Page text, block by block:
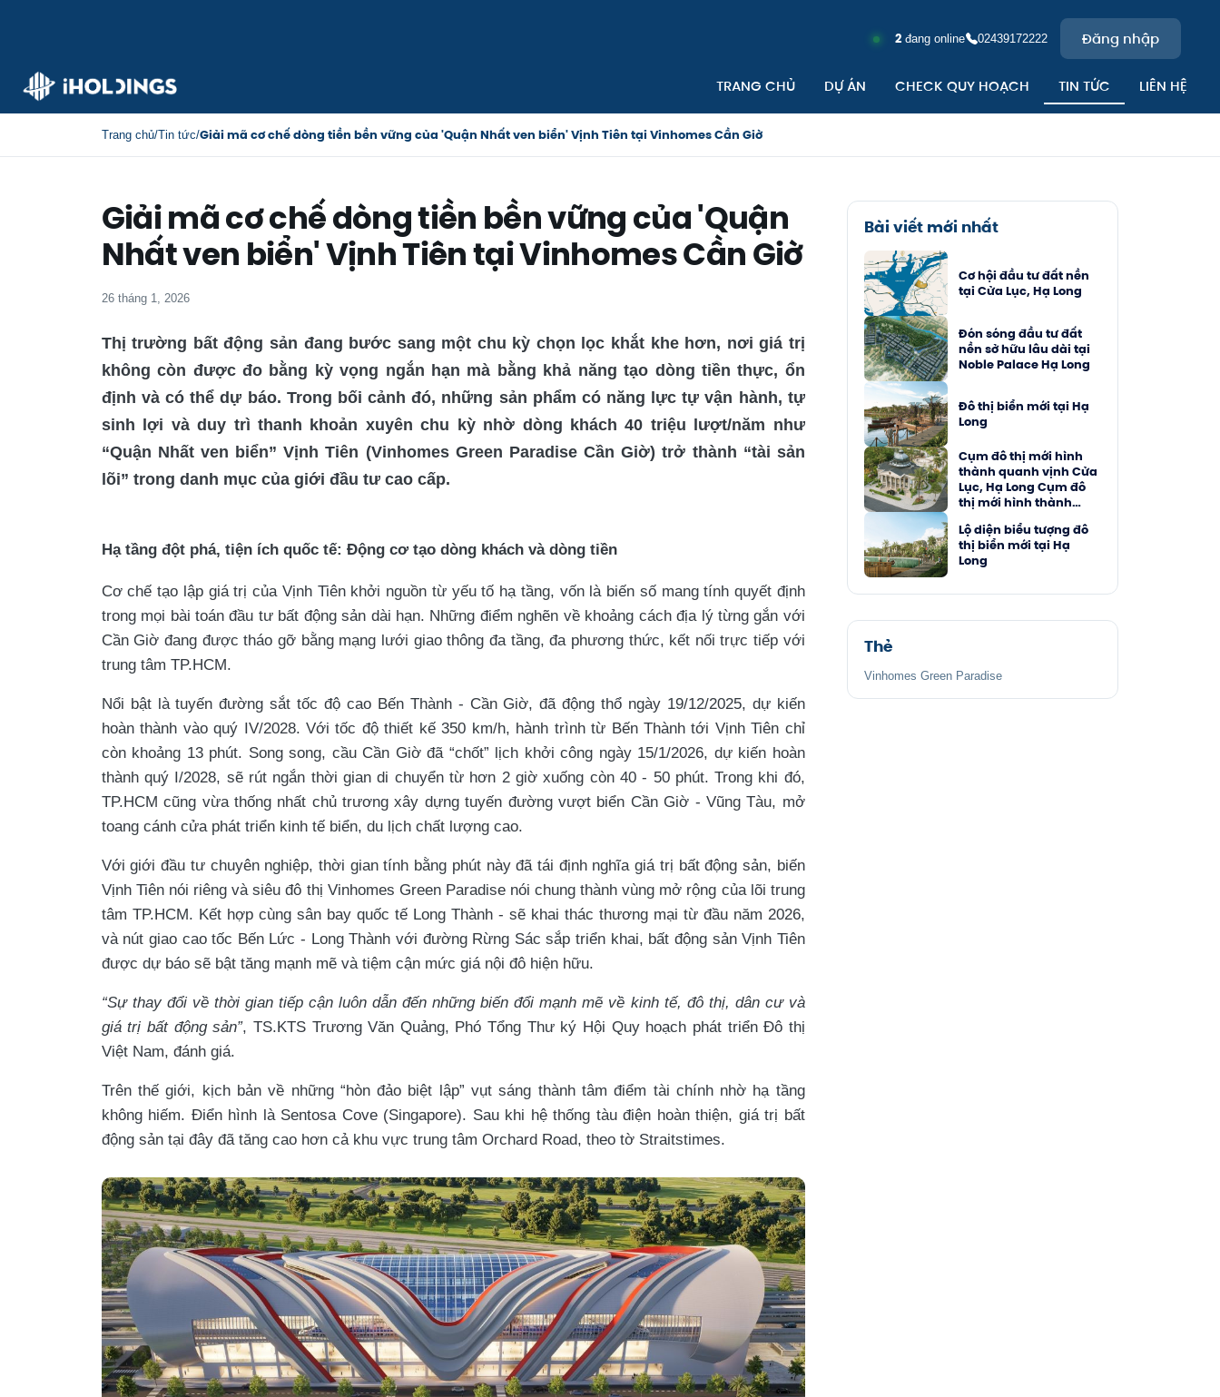
2 đang online 02439172222 Đăng nhập
TRANG CHỦ DỰ ÁN CHECK QUY HOẠCH TIN TỨC LIÊN HỆ
Trang chủ/Tin tức/Giải mã cơ chế dòng tiền bền vững của 'Quận Nhất ven biển' Vịnh Tiên tại Vinhomes Cần Giờ
Giải mã cơ chế dòng tiền bền vững của 'Quận
Nhất ven biển' Vịnh Tiên tại Vinhomes Cần Giờ
26 tháng 1, 2026
Thị trường bất động sản đang bước sang một chu kỳ chọn lọc khắt khe hơn, nơi giá trị
không còn được đo bằng kỳ vọng ngắn hạn mà bằng khả năng tạo dòng tiền thực, ổn
định và có thể dự báo. Trong bối cảnh đó, những sản phẩm có năng lực tự vận hành, tự
sinh lợi và duy trì thanh khoản xuyên chu kỳ nhờ dòng khách 40 triệu lượt/năm như
“Quận Nhất ven biển” Vịnh Tiên (Vinhomes Green Paradise Cần Giờ) trở thành “tài sản
lõi” trong danh mục của giới đầu tư cao cấp.
Hạ tầng đột phá, tiện ích quốc tế: Động cơ tạo dòng khách và dòng tiền
Cơ chế tạo lập giá trị của Vịnh Tiên khởi nguồn từ yếu tố hạ tầng, vốn là biến số mang tính quyết định
trong mọi bài toán đầu tư bất động sản dài hạn. Những điểm nghẽn về khoảng cách địa lý từng gắn với
Cần Giờ đang được tháo gỡ bằng mạng lưới giao thông đa tầng, đa phương thức, kết nối trực tiếp với
trung tâm TP.HCM.
Nổi bật là tuyến đường sắt tốc độ cao Bến Thành - Cần Giờ, đã động thổ ngày 19/12/2025, dự kiến
hoàn thành vào quý IV/2028. Với tốc độ thiết kế 350 km/h, hành trình từ Bến Thành tới Vịnh Tiên chỉ
còn khoảng 13 phút. Song song, cầu Cần Giờ đã “chốt” lịch khởi công ngày 15/1/2026, dự kiến hoàn
thành quý I/2028, sẽ rút ngắn thời gian di chuyển từ hơn 2 giờ xuống còn 40 - 50 phút. Trong khi đó,
TP.HCM cũng vừa thống nhất chủ trương xây dựng tuyến đường vượt biển Cần Giờ - Vũng Tàu, mở
toang cánh cửa phát triển kinh tế biển, du lịch chất lượng cao.
Với giới đầu tư chuyên nghiệp, thời gian tính bằng phút này đã tái định nghĩa giá trị bất động sản, biến
Vịnh Tiên nói riêng và siêu đô thị Vinhomes Green Paradise nói chung thành vùng mở rộng của lõi trung
tâm TP.HCM. Kết hợp cùng sân bay quốc tế Long Thành - sẽ khai thác thương mại từ đầu năm 2026,
và nút giao cao tốc Bến Lức - Long Thành với đường Rừng Sác sắp triển khai, bất động sản Vịnh Tiên
được dự báo sẽ bật tăng mạnh mẽ và tiệm cận mức giá nội đô hiện hữu.
“Sự thay đổi về thời gian tiếp cận luôn dẫn đến những biến đổi mạnh mẽ về kinh tế, đô thị, dân cư và
giá trị bất động sản”, TS.KTS Trương Văn Quảng, Phó Tổng Thư ký Hội Quy hoạch phát triển Đô thị
Việt Nam, đánh giá.
Trên thế giới, kịch bản về những “hòn đảo biệt lập” vụt sáng thành tâm điểm tài chính nhờ hạ tầng
không hiếm. Điển hình là Sentosa Cove (Singapore). Sau khi hệ thống tàu điện hoàn thiện, giá trị bất
động sản tại đây đã tăng cao hơn cả khu vực trung tâm Orchard Road, theo tờ Straitstimes.
Bài viết mới nhất
Cơ hội đầu tư đất nền
tại Cửa Lục, Hạ Long
Đón sóng đầu tư đất
nền sở hữu lâu dài tại
Noble Palace Hạ Long
Đô thị biển mới tại Hạ
Long
Cụm đô thị mới hình
thành quanh vịnh Cửa
Lục, Hạ Long Cụm đô
thị mới hình thành
Hạ Long
Lộ diện biểu tượng đô
thị biển mới tại Hạ
Long
Thẻ
Vinhomes Green Paradise